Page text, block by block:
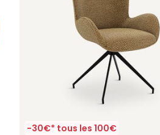
-30€* tous les 100€